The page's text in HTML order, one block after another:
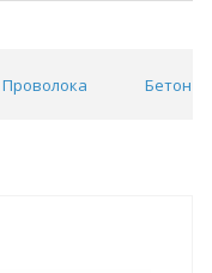
Проволока Бетон